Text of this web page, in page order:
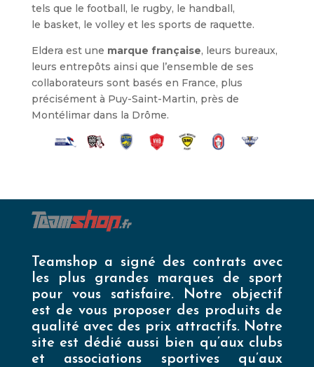
tels que le football, le rugby, le handball,
le basket, le volley et les sports de raquette.
Eldera est une marque française, leurs bureaux,
leurs entrepôts ainsi que l’ensemble de ses
collaborateurs sont basés en France, plus
précisément à Puy-Saint-Martin, près de
Montélimar dans la Drôme.
Teamshop a signé des contrats avec
les plus grandes marques de sport
pour vous satisfaire. Notre objectif
est de vous proposer des produits de
qualité avec des prix attractifs. Notre
site est dédié aussi bien qu’aux clubs
et associations sportives qu’aux